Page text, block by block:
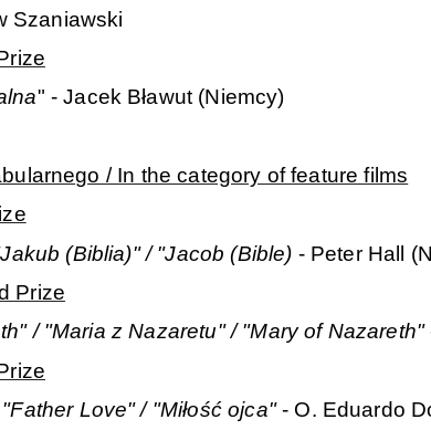
Szaniawski
" - Jacek Bławut (Niemcy)
/ In the category of feature films
(Biblia)" / "Jacob (Bible) - Peter Hall
Prize
/ "Maria z Nazaretu" / "Mary of Nazareth"
Love" / "Miłość ojca"- O. Eduardo